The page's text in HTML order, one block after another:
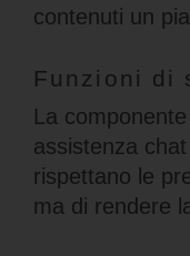
contenuti un
Funzioni di
La
assistenza
rispettano le
ma di rendere